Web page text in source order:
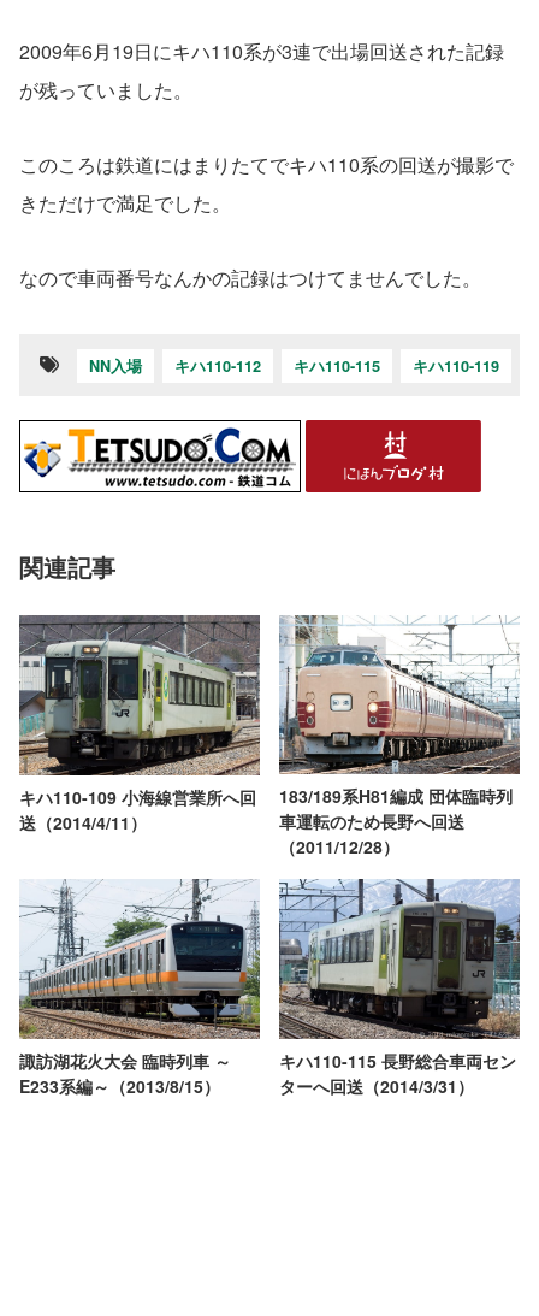
2009年6月19日にキハ110系が3連で出場回送された記録
が残っていました。
このころは鉄道にはまりたてでキハ110系の回送が撮影で
きただけで満足でした。
なので車両番号なんかの記録はつけてませんでした。
NN入場 キハ110-112 キハ110-115 キハ110-119
関連記事
キハ110-109 小海線営業所へ回
送（2014/4/11）
183/189系H81編成 団体臨時列
車運転のため長野へ回送
（2011/12/28）
諏訪湖花火大会 臨時列車 ～
E233系編～（2013/8/15）
キハ110-115 長野総合車両セン
ターへ回送（2014/3/31）